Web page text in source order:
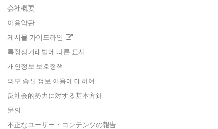
会社概要
이용약관
게시물 가이드라인
특정상거래법에 따른 표시
개인정보 보호정책
외부 송신 정보 이용에 대하여
反社会的勢力に対する基本方針
문의
不正なユーザー・コンテンツの報告